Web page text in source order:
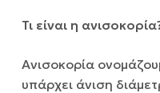
Τι είναι η
Ανισοκορία
υπάρχει άνιση